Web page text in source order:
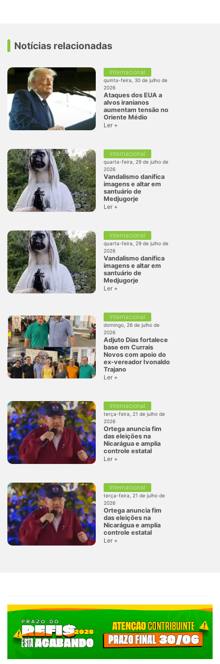
Notícias relacionadas
Internacional
quinta-feira, 30 de julho de
2026
Ataques dos EUA a
alvos iranianos
aumentam tensão no
Oriente Médio
Ler +
Internacional
quarta-feira, 29 de julho de
2026
Vandalismo danifica
imagens e altar em
santuário de
Medjugorje
Ler +
Internacional
quarta-feira, 29 de julho de
2026
Vandalismo danifica
imagens e altar em
santuário de
Medjugorje
Ler +
Internacional
domingo, 26 de julho de
2026
Adjuto Dias fortalece
base em Currais
Novos com apoio do
ex-vereador Ivonaldo
Trajano
Ler +
Internacional
terça-feira, 21 de julho de
2026
Ortega anuncia fim
das eleições na
Nicarágua e amplia
controle estatal
Ler +
Internacional
terça-feira, 21 de julho de
2026
Ortega anuncia fim
das eleições na
Nicarágua e amplia
controle estatal
Ler +